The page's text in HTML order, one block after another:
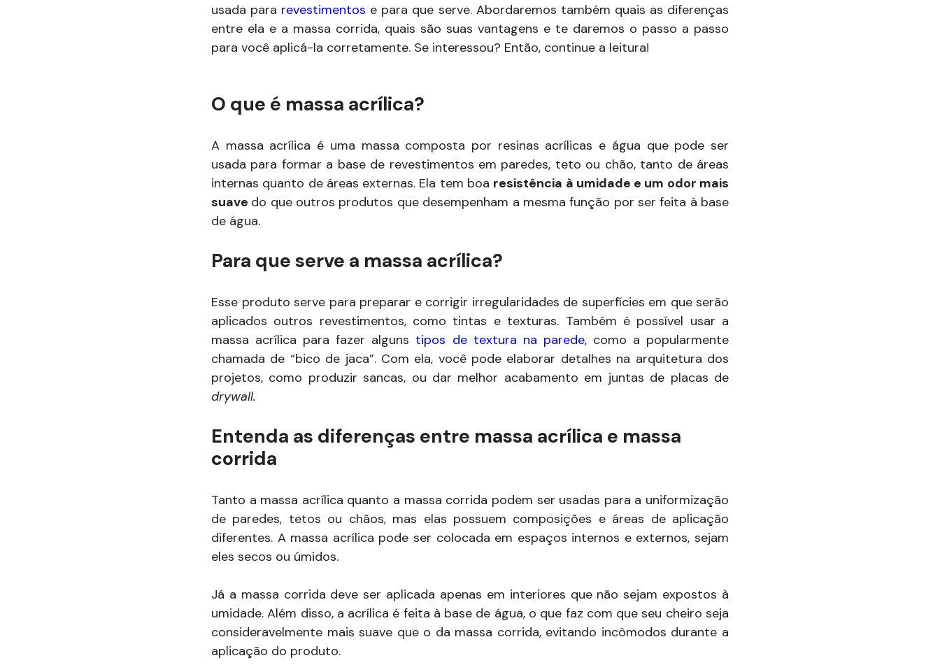
usada para revestimentos e para que serve. Abordaremos também quais as diferenças
entre ela e a massa corrida, quais são suas vantagens e te daremos o passo a passo
para você aplicá-la corretamente. Se interessou? Então, continue a leitura!
O que é massa acrílica?
A massa acrílica é uma massa composta por resinas acrílicas e água que pode ser
usada para formar a base de revestimentos em paredes, teto ou chão, tanto de áreas
internas quanto de áreas externas. Ela tem boa resistência à umidade e um odor mais
suave do que outros produtos que desempenham a mesma função por ser feita à base
de água.
Para que serve a massa acrílica?
Esse produto serve para preparar e corrigir irregularidades de superfícies em que serão
aplicados outros revestimentos, como tintas e texturas. Também é possível usar a
massa acrílica para fazer alguns tipos de textura na parede,como a popularmente
chamada de “bico de jaca”. Com ela, você pode elaborar detalhes na arquitetura dos
projetos, como produzir sancas, ou dar melhor acabamento em juntas de placas de
drywall.
Entenda as diferenças entre massa acrílica e massa
corrida
Tanto a massa acrílica quanto a massa corrida podem ser usadas para a uniformização
de paredes, tetos ou chãos, mas elas possuem composições e áreas de aplicação
diferentes. A massa acrílica pode ser colocada em espaços internos e externos, sejam
eles secos ou úmidos.
Já a massa corrida deve ser aplicada apenas em interiores que não sejam expostos à
umidade. Além disso, a acrílica é feita à base de água, o que faz com que seu cheiro seja
consideravelmente mais suave que o da massa corrida, evitando incômodos durante a
aplicação do produto.